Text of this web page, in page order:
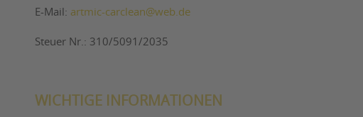
E-Mail: artmic-carclean@web.de
Steuer Nr.: 310/5091/2035
WICHTIGE INFORMATIONEN